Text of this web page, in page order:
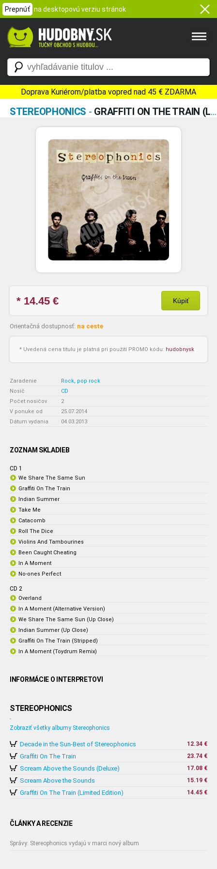
Prepnúť na desktopovú verziu stránok
Doprava Kuriérom/platba vopred nad 45 € ZDARMA
STEREOPHONICS - GRAFFITI ON THE TRAIN (LIMITED EDITION)
* 14.45 € Kúpiť
Orientačná dostupnosť: na ceste
* Uvedená cena titulu je platná pri použití PROMO kódu: hudobnysk
Zaradenie : Rock, pop rock
Nosič
: CD
Počet nosičov
: 2
V ponuke od
: 25.07.2014
Dátum vydania
: 04.03.2013
ZOZNAM SKLADIEB
CD 1
We Share The Same Sun
Graffiti On The Train
Indian Summer
Take Me
Catacomb
Roll The Dice
Violins And Tambourines
Been Caught Cheating
In A Moment
No-ones Perfect
CD 2
Overland
In A Moment (Alternative Version)
We Share The Same Sun (Up Close)
Indian Summer (Up Close)
Graffiti On The Train (Stripped)
In A Moment (Toydrum Remix)
INFORMÁCIE O INTERPRETOVI
STEREOPHONICS
-
Zobraziť všetky albumy Stereophonics
Decade in the Sun-Best of Stereophonics 12.34 €
Graffiti On The Train 23.74 €
Scream Above the Sounds (Deluxe) 17.08 €
Scream Above the Sounds 15.19 €
Graffiti On The Train (Limited Edition) 14.45 €
ČLÁNKY A RECENZIE
Správy: Stereophonics vydajú v marci nový album